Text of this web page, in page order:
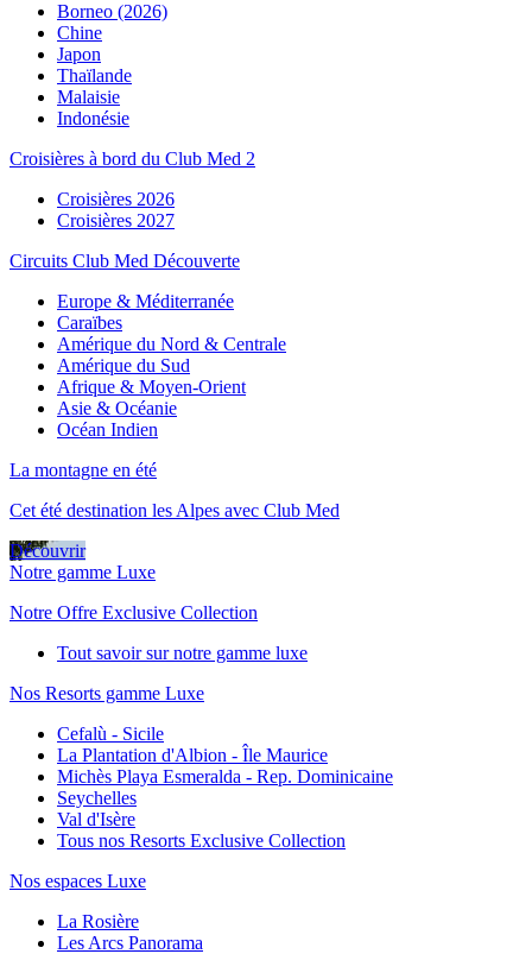
Borneo (2026)
Chine
Japon
Thaïlande
Malaisie
Indonésie
Croisières à bord du Club Med 2
Croisières 2026
Croisières 2027
Circuits Club Med Découverte
Europe & Méditerranée
Caraïbes
Amérique du Nord & Centrale
Amérique du Sud
Afrique & Moyen-Orient
Asie & Océanie
Océan Indien
La montagne en été
Cet été destination les Alpes avec Club Med
Découvrir
Notre gamme Luxe
Notre Offre Exclusive Collection
Tout savoir sur notre gamme luxe
Nos Resorts gamme Luxe
Cefalù - Sicile
La Plantation d'Albion - Île Maurice
Michès Playa Esmeralda - Rep. Dominicaine
Seychelles
Val d'Isère
Tous nos Resorts Exclusive Collection
Nos espaces Luxe
La Rosière
Les Arcs Panorama